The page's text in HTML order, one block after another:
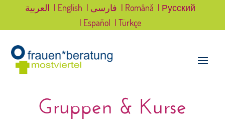
العربية | English | فارسی | Română | Русский
| Español | Türkçe
Gruppen & Kurse